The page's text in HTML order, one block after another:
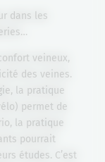
dans les
veineux,
des veines.
la pratique
permet de
la pratique
pourrait
études. C’est